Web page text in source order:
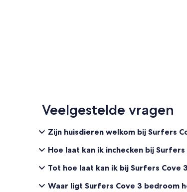
Veelgestelde vragen
Zijn huisdieren welkom bij Surfers
Hoe laat kan ik inchecken bij
Tot hoe laat kan ik bij Surfers Cove
Waar ligt Surfers Cove 3 bedroom